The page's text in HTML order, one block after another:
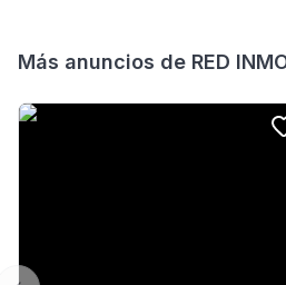
Más anuncios de RED